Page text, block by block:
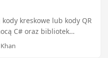
kreskowe lub kody QR
C# oraz bibliotek
Odkryj najlepszy wtyczkę
kodów kreskowych w